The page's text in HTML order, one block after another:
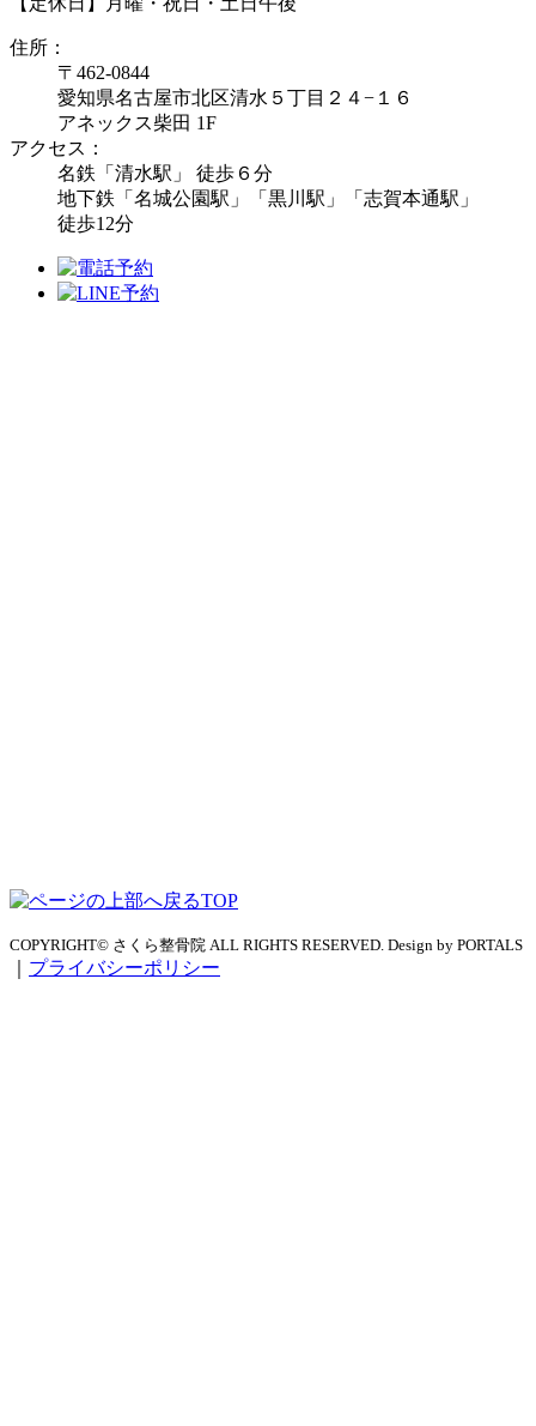
住所：
〒462-0844
愛知県名古屋市北区清水５丁目２４−１６
アネックス柴田 1F
アクセス：
名鉄「清水駅」 徒歩６分
地下鉄「名城公園駅」「黒川駅」「志賀本通駅」
徒歩12分
TOP
COPYRIGHT© さくら整骨院 ALL RIGHTS RESERVED. Design by PORTALS
プライバシーポリシー